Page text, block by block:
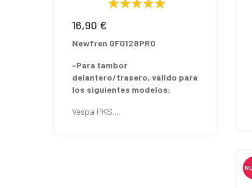
Precio
16,90 €
Newfren GF0128PRO
-Para tambor
delantero/trasero, válido para
los siguientes modelos:
Vespa PKS,...